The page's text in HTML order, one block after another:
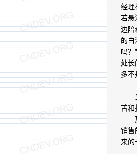
经理
若悬
边陪
的白
吗？
处长
多不
当
苦和
那
销售
来的